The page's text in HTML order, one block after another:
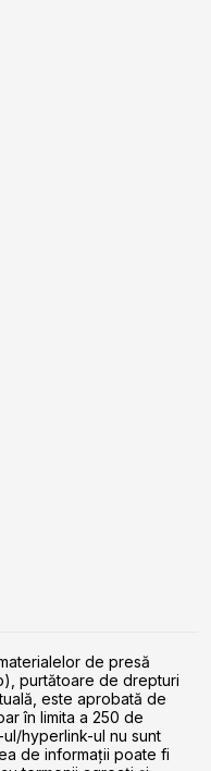
de presă
purtătoare de drepturi
este aprobată de
în limita a 250 de
ul/hyperlink-ul nu sunt
de informaţii poate fi